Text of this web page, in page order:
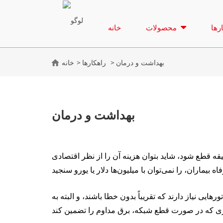
خانه محصولات
خانه راهکارها بهداشت و درمان
بهداشت و درمان
قطع شود، شاید بتوان هزینه آن را از نظر اقتصادی
نیاز دارند که تقریباً بدون خطا باشند، و البته به